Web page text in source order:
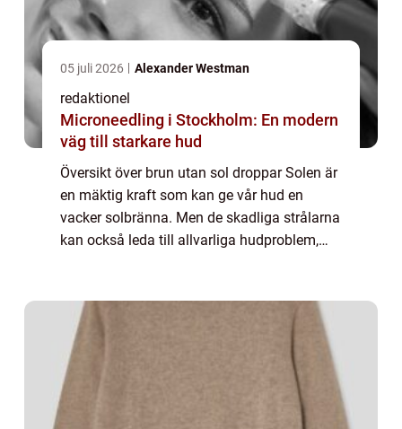
05 juli 2026 Alexander Westman
redaktionel
Microneedling i Stockholm: En modern
väg till starkare hud
Översikt över brun utan sol droppar Solen är
en mäktig kraft som kan ge vår hud en
vacker solbränna. Men de skadliga strålarna
kan också leda till allvarliga hudproblem,